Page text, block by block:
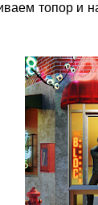
топор и